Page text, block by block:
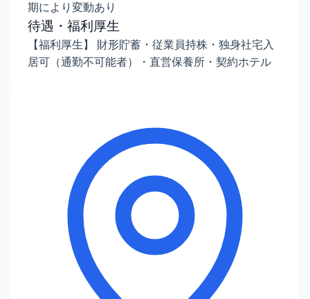
期により変動あり
待遇・福利厚生
【福利厚生】 財形貯蓄・従業員持株・独身社宅入
居可（通勤不可能者）・直営保養所・契約ホテル